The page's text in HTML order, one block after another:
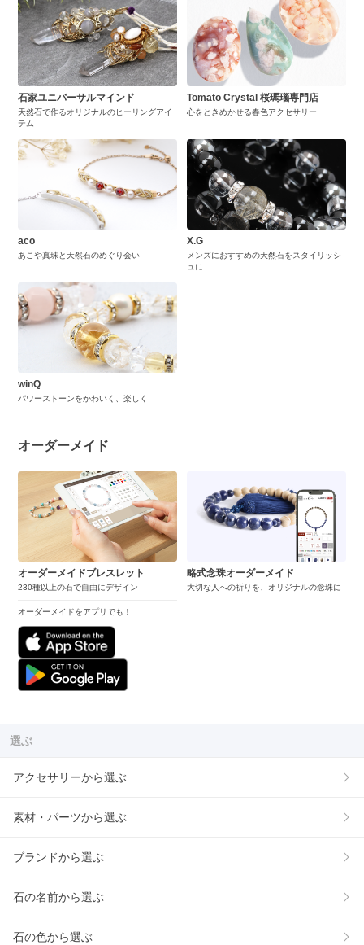
石家ユニバーサルマインド
天然石で作るオリジナルのヒーリングアイ
テム
Tomato Crystal 桜瑪瑙専門店
心をときめかせる春色アクセサリー
aco
あこや真珠と天然石のめぐり会い
X.G
メンズにおすすめの天然石をスタイリッシ
ュに
winQ
パワーストーンをかわいく、楽しく
オーダーメイド
オーダーメイドブレスレット
230種以上の石で自由にデザイン
オーダーメイドをアプリでも！
略式念珠オーダーメイド
大切な人への祈りを、オリジナルの念珠に
選ぶ
アクセサリーから選ぶ
素材・パーツから選ぶ
ブランドから選ぶ
石の名前から選ぶ
石の色から選ぶ